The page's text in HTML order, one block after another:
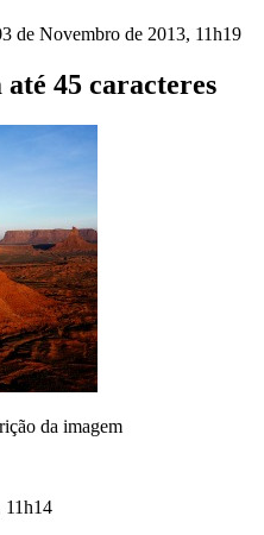
de Novembro de 2013, 11h19
45 caracteres
da imagem
11h14